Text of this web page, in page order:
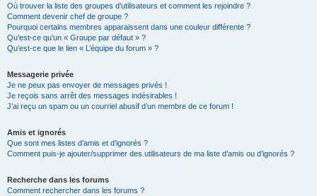
Où trouver la liste des groupes d’utilisateurs et comment les rejoindre ?
Comment devenir chef de groupe ?
Pourquoi certains membres apparaissent dans une couleur différente ?
Qu’est-ce qu’un « Groupe par défaut » ?
Qu’est-ce que le lien « L’équipe du forum » ?
Messagerie privée
Je ne peux pas envoyer de messages privés !
Je reçois sans arrêt des messages indésirables !
J’ai reçu un spam ou un courriel abusif d’un membre de ce forum !
Amis et ignorés
Que sont mes listes d’amis et d’ignorés ?
Comment puis-je ajouter/supprimer des utilisateurs de ma liste d’amis ou d’ignorés ?
Recherche dans les forums
Comment rechercher dans les forums ?